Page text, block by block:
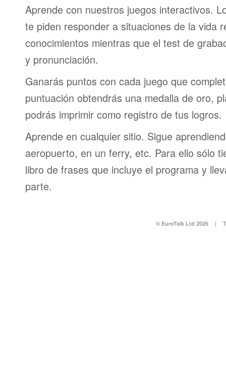
Aprende con nuestros juegos interactivos.
te piden responder a situaciones de la vida
conocimientos mientras que el test de
y pronunciación.
Ganarás puntos con cada juego que
puntuación obtendrás una medalla de oro,
podrás imprimir como registro de tus logros.
Aprende en cualquier sitio. Sigue
aeropuerto, en un ferry, etc. Para ello sólo
libro de frases que incluye el programa y
parte.
© EuroTalk Ltd 2026 |